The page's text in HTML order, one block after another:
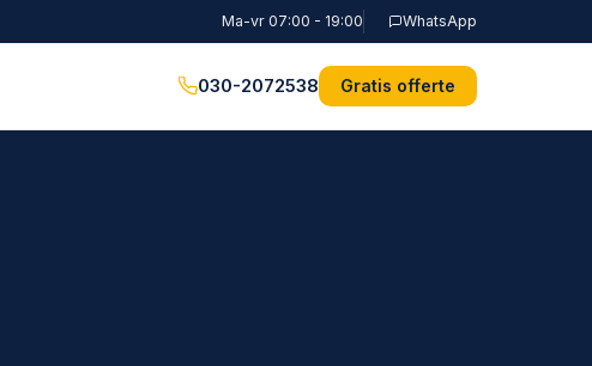
Ma-vr 07:00 - 19:00 WhatsApp
030-2072538 Gratis offerte